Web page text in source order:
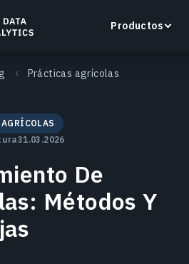
Productos
y analiza imágenes satelitales
en tu navegador.
Prácticas agrícolas
31.03.2026
De
Métodos Y